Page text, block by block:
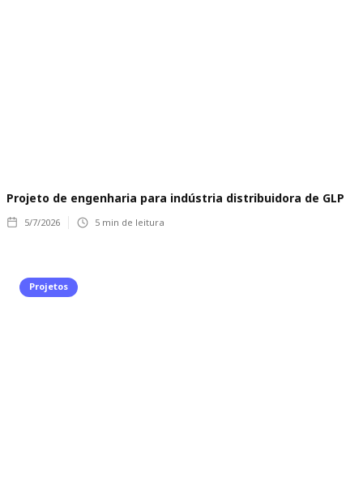
Projeto de engenharia para indústria distribuidora de GLP
5/7/2026 5 min de leitura
Projetos